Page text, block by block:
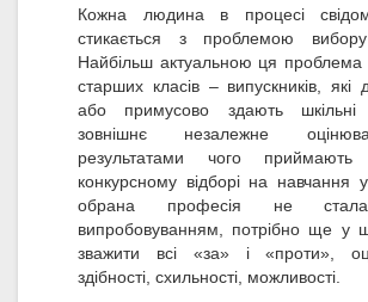
Кожна людина в процесі
стикається з проблемою вибору
Найбільш актуальною ця проблема
старших класів – випускників, які
або примусово здають шкільні
зовнішнє незалежне
результатами чого
конкурсному відборі на
обрана професія не
випробовуванням, потрібно ще у
зважити всі «за» і «проти»,
здібності, схильності, можливості.